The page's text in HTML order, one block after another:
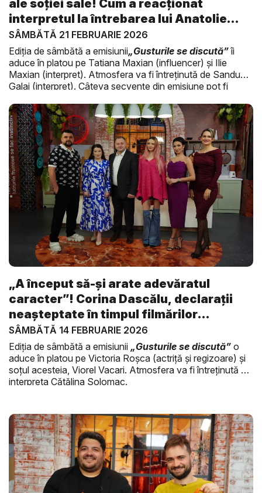
ale soției sale! Cum a reacționat
interpretul la întrebarea lui Anatolie
Me...
SÂMBĂTĂ 21 FEBRUARIE 2026
Ediția de sâmbătă a emisiunii„Gusturile se discută”îi
aduce în platou pe Tatiana Maxian (influencer) și Ilie
Maxian (interpret). Atmosfera va fi întreținută de Sandu
Galai (interpret). Câteva secvențe din emisiune pot fi
„A început să-și arate adevăratul
caracter”! Corina Dascălu, declarații
neașteptate în timpul filmărilor
„Gustu...
SÂMBĂTĂ 14 FEBRUARIE 2026
Ediția de sâmbătă a emisiunii „Gusturile se discută” o
aduce în platou pe Victoria Roșca (actriță și regizoare) și
soțul acesteia, Viorel Vacari. Atmosfera va fi întreținută de
interpreta Cătălina Solomac.